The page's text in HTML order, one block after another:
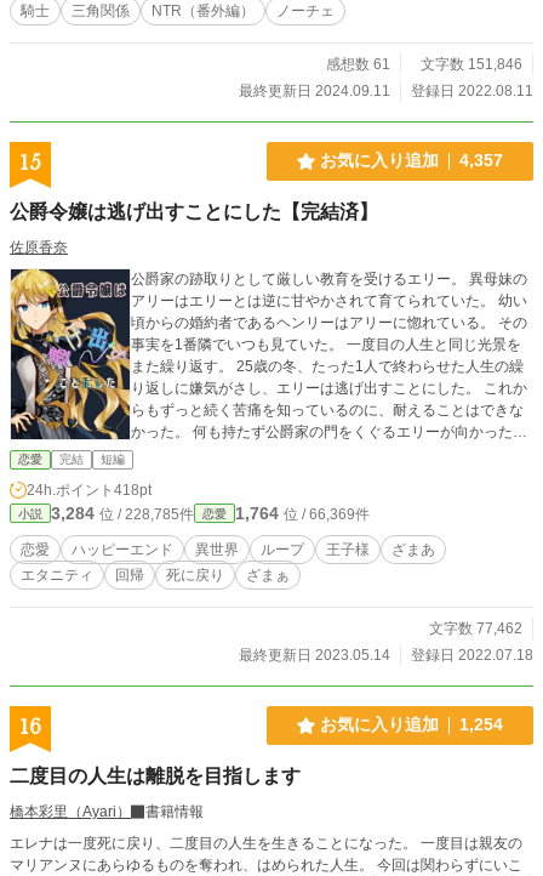
騎士 三角関係 NTR（番外編） ノーチェ
感想数 61
文字数 151,846
最終更新日 2024.09.11
登録日 2022.08.11
15 お気に入り追加 4,357
公爵令嬢は逃げ出すことにした【完結済】
佐原香奈
公爵家の跡取りとして厳しい教育を受けるエリー。 異母妹の
アリーはエリーとは逆に甘やかされて育てられていた。 幼い
頃からの婚約者であるヘンリーはアリーに惚れている。 その
事実を1番隣でいつも見ていた。 一度目の人生と同じ光景を
また繰り返す。 25歳の冬、たった1人で終わらせた人生の繰
り返しに嫌気がさし、エリーは逃げ出すことにした。 これか
らもずっと続く苦痛を知っているのに、耐えることはできな
かった。 何も持たず公爵家の門をくぐるエリーが向かった先
にいたのは… 完結済ですが、気が向いた時に話を追加してい
ます。
恋愛 完結 短編
24h.ポイント 418pt
小説 3,284 位 / 228,785件 恋愛 1,764 位 / 66,369件
恋愛 ハッピーエンド 異世界 ループ 王子様
ざまあ
エタニティ
回帰 死に戻り ざまぁ
文字数 77,462
最終更新日 2023.05.14
登録日 2022.07.18
16 お気に入り追加 1,254
二度目の人生は離脱を目指します
橋本彩里（Ayari）
書籍情報
エレナは一度死に戻り、二度目の人生を生きることになった。 一度目は親友の
マリアンヌにあらゆるものを奪われ、はめられた人生。 今回は関わらずにいこ